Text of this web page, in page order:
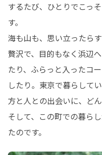
するたび、ひとりでこっ
す。
海も山も、思い立ったら
贅沢で、目的もなく浜辺
たり、ふらっと入ったコ
したり。東京で暮らして
方と人との出会いに、ど
そして、この町での暮ら
たのです。